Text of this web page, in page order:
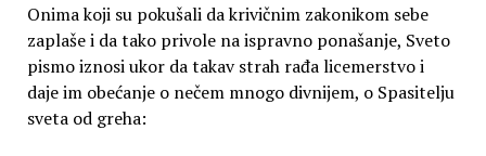
Onima koji su pokušali da krivičnim zakonikom sebe
zaplaše i da tako privole na ispravno ponašanje, Sveto
pismo iznosi ukor da takav strah rađa licemerstvo i
daje im obećanje o nečem mnogo divnijem, o Spasitelju
sveta od greha: